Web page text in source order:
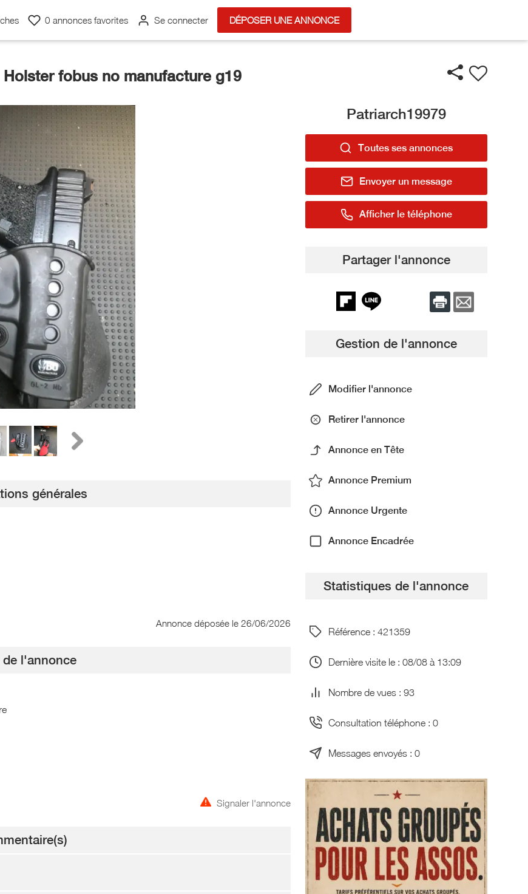
0 annonces favorites Se connecter DÉPOSER UNE ANNONCE
Holster fobus no manufacture g19
générales
Annonce déposée le 26/06/2026
de l'annonce
Signaler l'annonce
Patriarch19979
Toutes ses annonces
Envoyer un message
Afficher le téléphone
Partager l'annonce
Gestion de l'annonce
Modifier l'annonce
Retirer l'annonce
Annonce en Tête
Annonce Premium
Annonce Urgente
Annonce Encadrée
Statistiques de l'annonce
Référence : 421359
Dernière visite le : 08/08 à 13:09
Nombre de vues : 93
Consultation téléphone : 0
Messages envoyés : 0